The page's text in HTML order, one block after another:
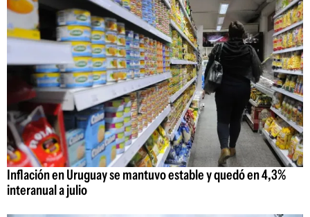
Inflación en Uruguay se mantuvo estable y quedó en 4,3%
interanual a julio